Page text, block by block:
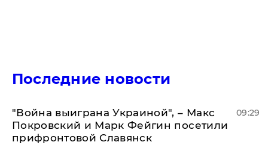
Последние новости
"Война выиграна Украиной", – Макс
Покровский и Марк Фейгин посетили
прифронтовой Славянск
09:29